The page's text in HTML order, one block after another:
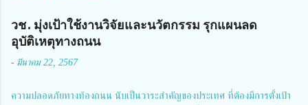
วช. มุ่งเป้าใช้งานวิจัยและนวัตกรรม รุกแผนลด
อุบัติเหตุทางถนน
- มีนาคม 22, 2567
ความปลอดภัยทางท้องถนน นับเป็นวาระสำคัญของประเทศ ที่ต้องมีการตั้งเป้า